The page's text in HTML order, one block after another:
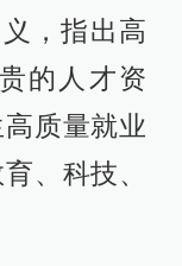
，指出高
的人才资
质量就业
、科技、